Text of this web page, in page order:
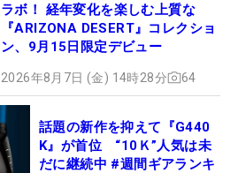
ラボ！ 経年変化を楽しむ上質な
『ARIZONA DESERT』コレクショ
ン、9月15日限定デビュー
2026年8月7日 (金) 14時28分 64
話題の新作を抑えて『G440
K』が首位 “10Ｋ”人気は未
だに継続中 #週間ギアランキ